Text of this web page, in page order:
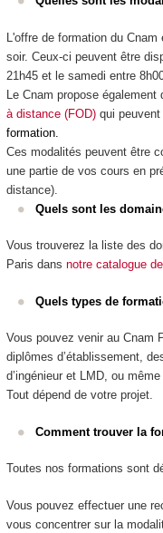
L'offre de formation du
soir. Ceux-ci peuvent être
21h45 et le samedi entre
Le Cnam propose
à distance (FOD)qui peuvent
formation.
Ces modalités peuvent être
une partie de vos cours en
distance).
Quels sont les
Vous trouverez la liste des
Paris dans notre catalogue
Quels types de
Vous pouvez venir au Cnam
diplômes d’établissement,
d’ingénieur et LMD, ou même
Tout dépend de votre projet.
Comment trouver la
Toutes nos formations sont
Vous pouvez effectuer une
vous concentrer sur la